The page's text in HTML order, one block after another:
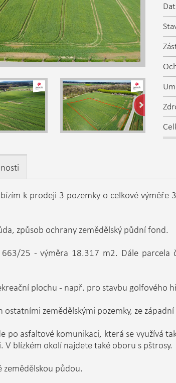
k prodeji 3 pozemky o celkové
způsob ochrany zemědělský půdní fond.
25 - výměra 18.317 m2. Dále
plochu - např. pro stavbu golfového
ostatními zemědělskými pozemky, ze
po asfaltové komunikaci, která se využívá
blízkém okolí najdete také oboru s pštrosy.
zemědělskou půdou.